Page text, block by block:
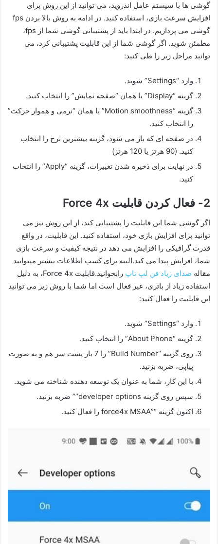
گوشی ها با سیستم عامل اندروید، می توانید از این روش برای
افزایش سرعت بازی، استفاده کنید. در ادامه به روش بالا بردن fps
گوشی می پردازیم. در ابتدا باید از پشتیبانی گوشی شما از fps،
مطمئن شوید. اگر گوشی شما از این قابلیت پشتیبانی کرد، می
توانید مراحل زیر را طی کنید:
وارد “Settings” شوید.
گزینه “Display” یا همان “صفحه نمایش” را انتخاب کنید.
گزینه “Motion smoothness” یا همان “نرمی و هموار حرکت”
را انتخاب کنید.
در صفحه ای که باز می شود، گزینه بیشترین نرخ را انتخاب
کنید. (90 هرتز یا 120 هرتز)
در نهایت برای ذخیره شدن تغییرات، گزینه “Apply” را انتخاب
کنید.
2- فعال کردن قابلیت Force 4x
اگر گوشی شما این قابلیت را پشتیبانی کند، از این روش نیز می
توانید برای افزایش بازی خود، استفاده کنید. این قابلیت، در واقع
قدرت گرافیکی را افزایش می دهد در نتیجه کیفیت و سرعت بازی
شما، افزایش پیدا می کند.البته برای کسب اطلاعات بیشتر میتوانید
مقاله صدای زیاد فن لپ تاپ
رابخوانید.قابلیت Force 4x، به دلیل
استفاده زیاد از باتری، غیر فعال است اما شما با روش زیر می توانید
این قابلیت را فعال کنید:
وارد “Settings” شوید.
گزینه “About Phone” را انتخاب کنید.
روی گزینه “Build Number” را 7 بار پشت سر هم و به صورت
پیاپی، ضربه بزنید.
با این کار، شما به عنوان یک توسعه دهنده شناخته می شوید.
سپس روی گزینه developer options”” ضربه بزنید.
اکنون گزینه “”force4x MSAA را فعال کنید.